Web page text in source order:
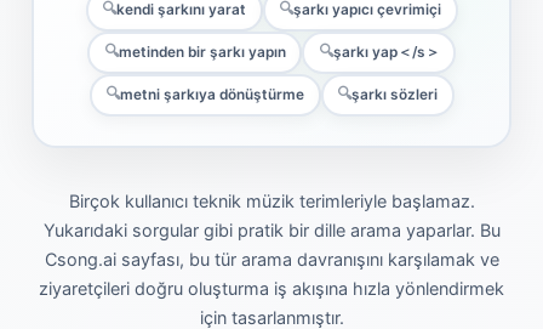
kendi şarkını yarat şarkı yapıcı çevrimiçi
metinden bir şarkı yapın şarkı yap＜/s＞
metni şarkıya dönüştürme şarkı sözleri
Birçok kullanıcı teknik müzik terimleriyle başlamaz.
Yukarıdaki sorgular gibi pratik bir dille arama yaparlar. Bu
Csong.ai sayfası, bu tür arama davranışını karşılamak ve
ziyaretçileri doğru oluşturma iş akışına hızla yönlendirmek
için tasarlanmıştır.